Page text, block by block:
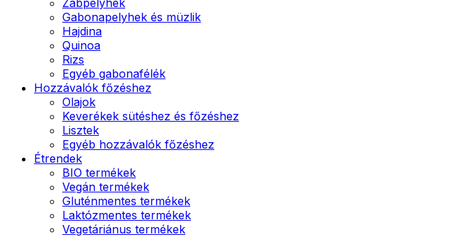
Gabonapelyhek és müzlik
Hajdina
Quinoa
Rizs
Egyéb gabonafélék
Hozzávalók főzéshez
Olajok
Keverékek sütéshez és főzéshez
Lisztek
Egyéb hozzávalók főzéshez
Étrendek
BIO termékek
Vegán termékek
Gluténmentes termékek
Laktózmentes termékek
Vegetáriánus termékek